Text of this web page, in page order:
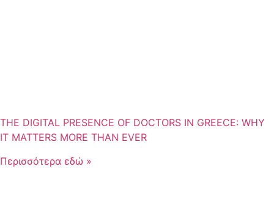
THE DIGITAL PRESENCE OF DOCTORS IN GREECE: WHY
IT MATTERS MORE THAN EVER
Περισσότερα εδώ »